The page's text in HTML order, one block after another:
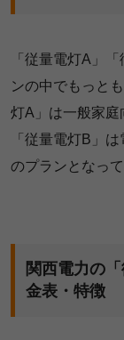
「従量電灯A」
ンの中でもっと
灯A」は一般家庭
「従量電灯B」
のプランとなって
関西電力の
金表・特徴